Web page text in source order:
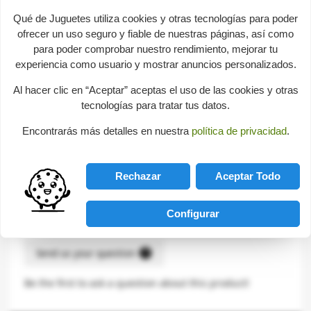
Size
21 x 14 x 3,5 cm
Description
Pieces with hook-and-loop fastening to take apart and
join together again, with board and knife. 17 pcs.
Imitation Games Jobs and Home
Consultas sobre este producto
Send us your question help
Be the first to ask a question about this product!
Qué de Juguetes utiliza cookies y otras tecnologías para poder
ofrecer un uso seguro y fiable de nuestras páginas, así como
para poder comprobar nuestro rendimiento, mejorar tu
experiencia como usuario y mostrar anuncios personalizados.
Al hacer clic en “Aceptar” aceptas el uso de las cookies y otras
tecnologías para tratar tus datos.
Encontrarás más detalles en nuestra política de privacidad.
Aceptar Todo
Configurar
Rechazar